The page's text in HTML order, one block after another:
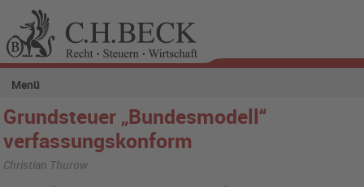
Menü
Grundsteuer „Bundesmodell“
verfassungskonform
Christian Thurow